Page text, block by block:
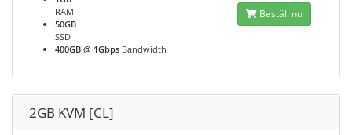
RAM
50GB
SSD
400GB @ 1Gbps Bandwidth
Beställ nu
2GB KVM [CL]